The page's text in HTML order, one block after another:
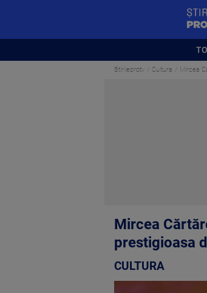
Stirileprotv Cultura Mircea
Mircea
prestigioasa
CULTURA